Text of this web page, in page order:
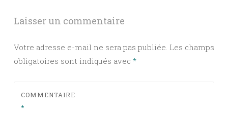
Laisser un commentaire
Votre adresse e-mail ne sera pas publiée. Les champs
obligatoires sont indiqués avec *
COMMENTAIRE
*